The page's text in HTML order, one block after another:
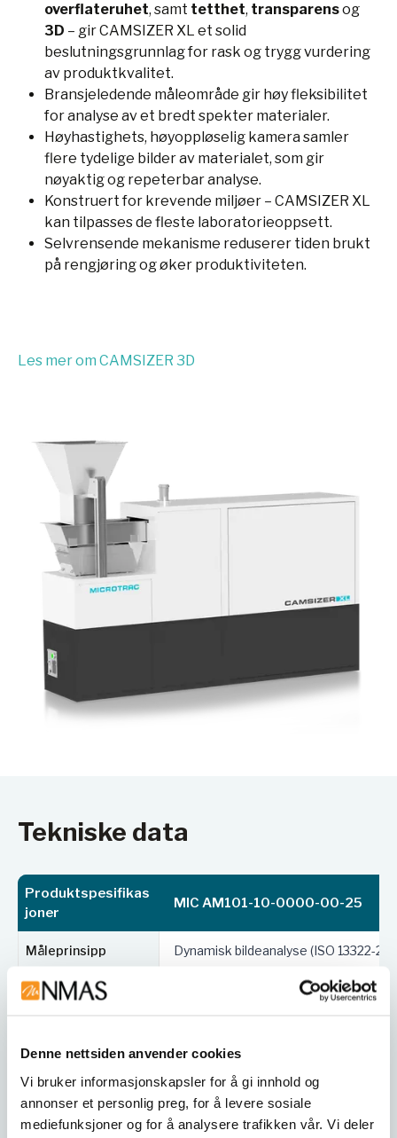
Denne nettsiden anvender cookies
Vi bruker informasjonskapsler for å gi innhold og
annonser et personlig preg, for å levere sosiale
mediefunksjoner og for å analysere trafikken vår. Vi deler
overflateruhet, samt tetthet, transparensog
3D – gir CAMSIZER XL et solid
beslutningsgrunnlag for rask og trygg vurdering
av produktkvalitet.
Bransjeledende måleområde gir høy fleksibilitet
for analyse av et bredt spekter materialer.
Høyhastighets, høyoppløselig kamera samler
flere tydelige bilder av materialet, som gir
nøyaktig og repeterbar analyse.
Konstruert for krevende miljøer – CAMSIZER XL
kan tilpasses de fleste laboratorieoppsett.
Selvrensende mekanisme reduserer tiden brukt
på rengjøring og øker produktiviteten.
Les mer om CAMSIZER 3D
Tekniske data
Produktspesifikas
joner
MIC AM101-10-0000-00-25
Måleprinsipp Dynamisk bildeanalyse (ISO 13322-2
Måleområde
Skaleringsfaktor
(µm/piksel)
160 µm/piksel